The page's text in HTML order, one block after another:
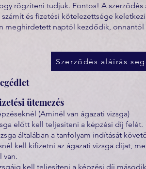
rögzíteni tudjuk. Fontos! A szerződés
számít és fizetési kötelezettsége
meghirdetett naptól kezdődik,
Szerződés aláírás
ütemezés
(Aminél van ágazati vizsga)
előtt kell teljesíteni a képzési díj felét.
általában a tanfolyam indítását
kell kifizetni az ágazati vizsga díjat,
van.
kell teljesíteni a képzési díj